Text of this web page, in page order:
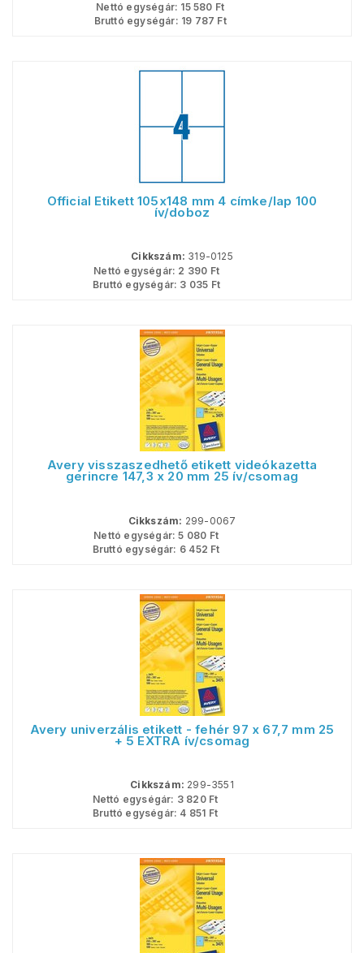
Nettó egységár: 15 580 Ft
Bruttó egységár: 19 787 Ft
Official Etikett 105x148 mm 4 címke/lap 100
ív/doboz
Cikkszám: 319-0125
Nettó egységár: 2 390 Ft
Bruttó egységár: 3 035 Ft
Avery visszaszedhető etikett videókazetta
gerincre 147,3 x 20 mm 25 ív/csomag
Cikkszám: 299-0067
Nettó egységár: 5 080 Ft
Bruttó egységár: 6 452 Ft
Avery univerzális etikett - fehér 97 x 67,7 mm 25
+ 5 EXTRA ív/csomag
Cikkszám: 299-3551
Nettó egységár: 3 820Ft
Bruttó egységár: 4 851 Ft